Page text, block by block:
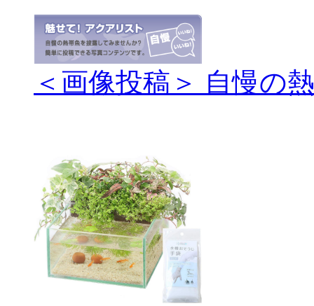
＜画像投稿＞ 自慢の